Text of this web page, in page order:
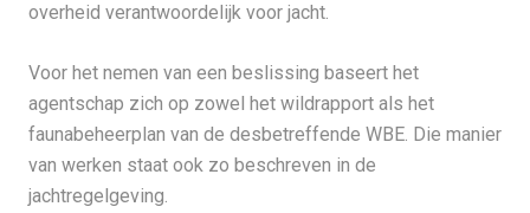
overheid verantwoordelijk voor jacht.
Voor het nemen van een beslissing baseert het
agentschap zich op zowel het wildrapport als het
faunabeheerplan van de desbetreffende WBE. Die manier
van werken staat ook zo beschreven in de
jachtregelgeving.